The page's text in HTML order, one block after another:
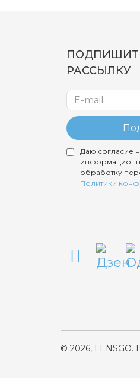
РАССЫЛКУ
Даю согласие
обработку
Политики
© 2026, LENSGO.